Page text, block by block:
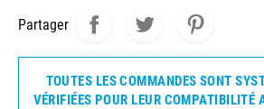
Partager
TOUTES LES COMMANDES SONT
VÉRIFIÉES POUR LEUR COMPATIBILITÉ